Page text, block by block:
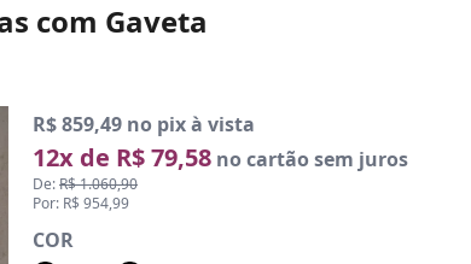
com Gaveta
R$ 859,49 no pix à vista
12x de R$ 79,58 no cartão sem juros
De:R$ 1.060,90
Por: R$ 954,99
COR